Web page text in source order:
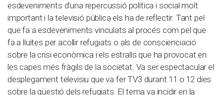
esdeveniments d’una repercussió política i social molt
important i la televisió pública els ha de reflectir. Tant pel
que fa a esdeveniments vinculats al procés com pel que
fa a lluites per acollir refugiats o als de conscienciació
sobre la crisi econòmica i els estralls que ha provocat en
les capes més fràgils de la societat. Va ser espectacular el
desplegament televisiu que va fer TV3 durant 11 o 12 dies
sobre la qüestió dels refugiats. El tema va incidir en la